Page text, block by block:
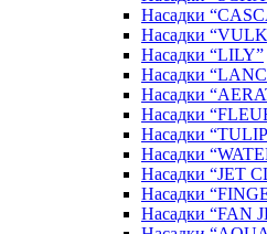
Насадки
Насадки
Насадки “LILY”
Насадки
Насадки
Насадки
Насадки
Насадки
Насадки “JET
Насадки
Насадки “FAN